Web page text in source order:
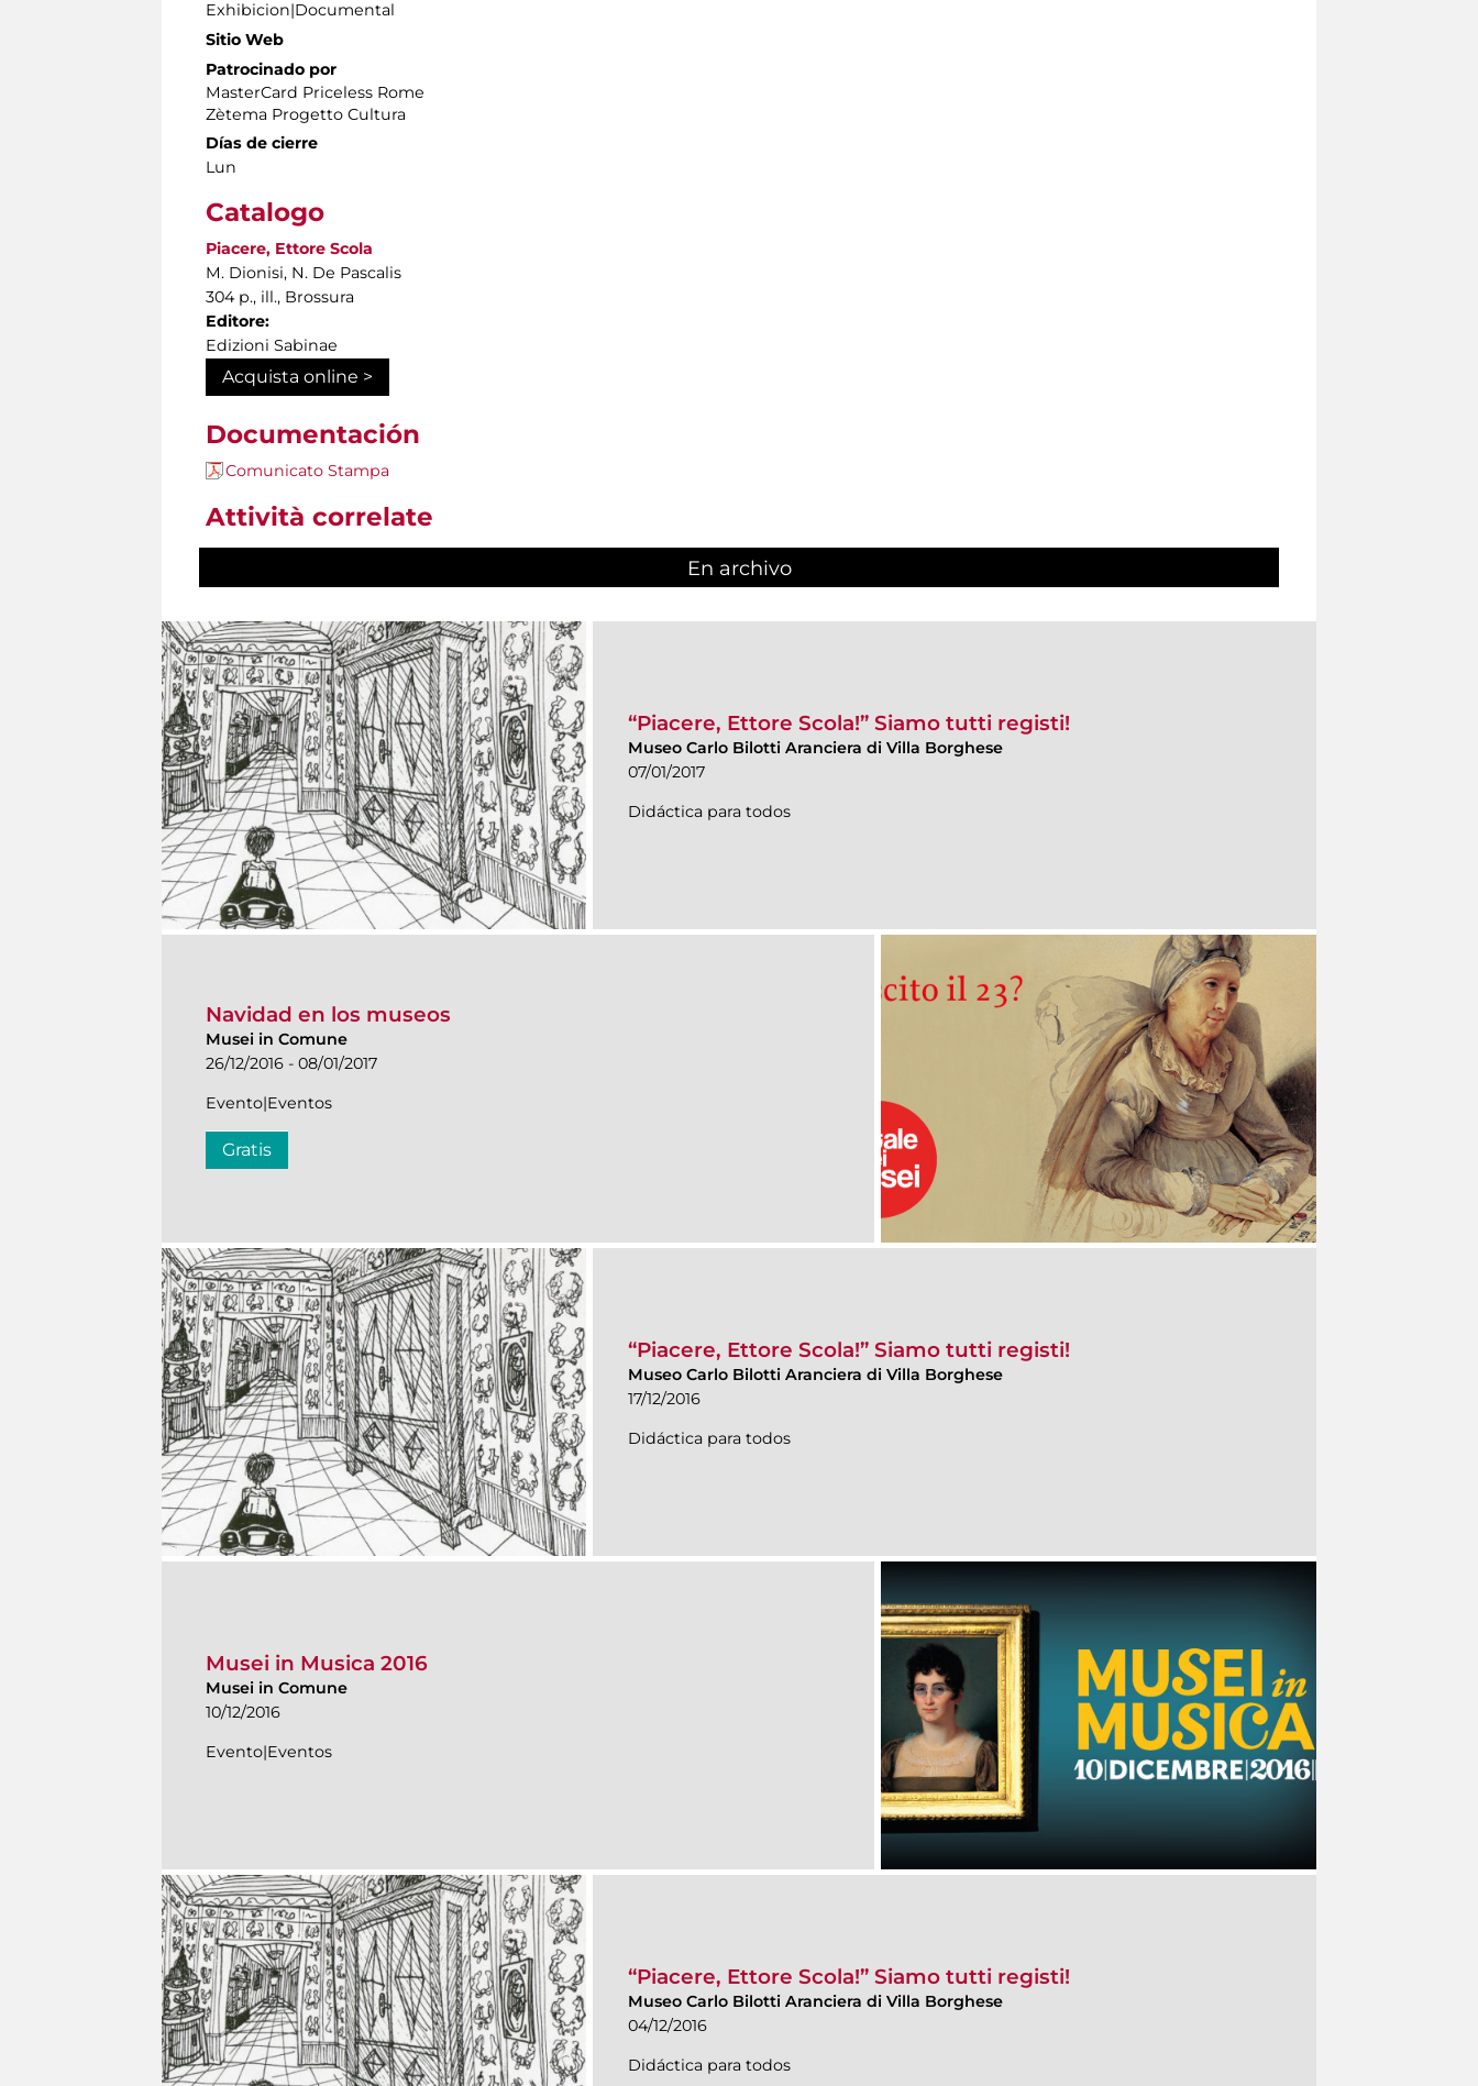
Exhibicion|Documental
Sitio Web
Patrocinado por
MasterCard Priceless Rome
Zètema Progetto Cultura
Días de cierre
Lun
Catalogo
Piacere, Ettore Scola
M. Dionisi, N. De Pascalis
304 p., ill., Brossura
Editore:
Edizioni Sabinae
Acquista online >
Documentación
Comunicato Stampa
Attività correlate
En archivo
“Piacere, Ettore Scola!” Siamo tutti registi!
Museo Carlo Bilotti Aranciera di Villa Borghese
07/01/2017
Didáctica para todos
Navidad en los museos
Musei in Comune
26/12/2016 - 08/01/2017
Evento|Eventos
Gratis
“Piacere, Ettore Scola!” Siamo tutti registi!
Museo Carlo Bilotti Aranciera di Villa Borghese
17/12/2016
Didáctica para todos
Musei in Musica 2016
Musei in Comune
10/12/2016
Evento|Eventos
“Piacere, Ettore Scola!” Siamo tutti registi!
Museo Carlo Bilotti Aranciera di Villa Borghese
04/12/2016
Didáctica para todos